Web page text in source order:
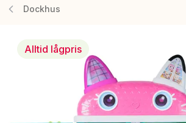
Dockhus
Alltid lågpris